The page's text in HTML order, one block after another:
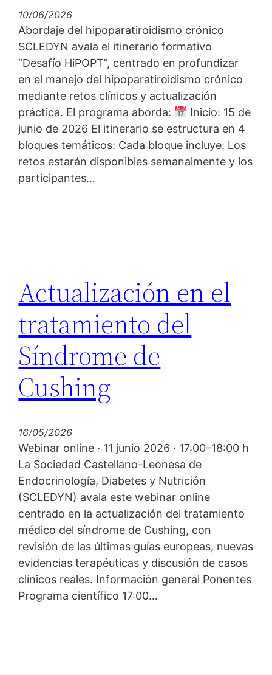
10/06/2026
Abordaje del hipoparatiroidismo crónico
SCLEDYN avala el itinerario formativo
“Desafío HiPOPT”, centrado en profundizar
en el manejo del hipoparatiroidismo crónico
mediante retos clínicos y actualización
práctica. El programa aborda:
Inicio: 15 de
junio de 2026 El itinerario se estructura en 4
bloques temáticos: Cada bloque incluye: Los
retos estarán disponibles semanalmente y los
participantes…
Actualización en el
tratamiento del
Síndrome de
Cushing
16/05/2026
Webinar online · 11 junio 2026 · 17:00–18:00 h
La Sociedad Castellano-Leonesa de
Endocrinología, Diabetes y Nutrición
(SCLEDYN) avala este webinar online
centrado en la actualización del tratamiento
médico del síndrome de Cushing, con
revisión de las últimas guías europeas, nuevas
evidencias terapéuticas y discusión de casos
clínicos reales. Información general Ponentes
Programa científico 17:00…